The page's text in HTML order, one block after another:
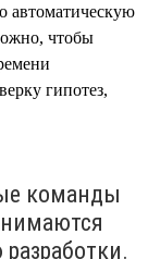
автоматическую
чтобы
гипотез,
команды